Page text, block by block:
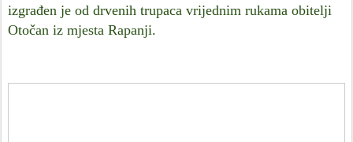
izgrađen je od drvenih trupaca vrijednim rukama obitelji
Otočan iz mjesta Rapanji.